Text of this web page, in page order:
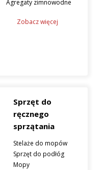
Agregaty zimnowodne
Zobacz więcej
Sprzęt do
ręcznego
sprzątania
Stelaże do mopów
Sprzęt do podłóg
Mopy